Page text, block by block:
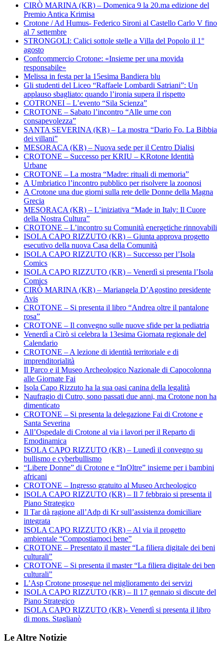
CIRÒ MARINA (KR) – Domenica 9 la 20.ma edizione del
Premio Antica Krimisa
Crotone / Ad Humus- Federico Sironi al Castello Carlo V fino
al 7 settembre
STRONGOLI: Calici sottole stelle a Villa del Popolo il 1°
agosto
Confcommercio Crotone: «Insieme per una movida
responsabile»
Melissa in festa per la 15esima Bandiera blu
Gli studenti del Liceo “Raffaele Lombardi Satriani”: Un
applauso sbagliato: quando l’ironia supera il rispetto
COTRONEI – L’evento “Sila Scienza”
CROTONE – Sabato l’incontro “Alle urne con
consapevolezza”
SANTA SEVERINA (KR) – La mostra “Dario Fo. La Bibbia
dei villani”
MESORACA (KR) – Nuova sede per il Centro Dialisi
CROTONE – Successo per KRIU – KRotone Identità
Urbane
CROTONE – La mostra “Madre: rituali di memoria”
A Umbriatico l’incontro pubblico per risolvere la zoonosi
A Crotone una due giorni sulla rete delle Donne della Magna
Grecia
MESORACA (KR) – L’iniziativa “Made in Italy: Il Cuore
della Nostra Cultura”
CROTONE – L’incontro su Comunità energetiche rinnovabili
ISOLA CAPO RIZZUTO (KR) – Giunta approva progetto
esecutivo della nuova Casa della Comunità
ISOLA CAPO RIZZUTO (KR) – Successo per l’Isola
Comics
ISOLA CAPO RIZZUTO (KR) – Venerdì si presenta l’Isola
Comics
CIRÒ MARINA (KR) – Mariangela D’Agostino presidente
Avis
CROTONE – Si presenta il libro “Andrea oltre il pantalone
rosa”
CROTONE – Il convegno sulle nuove sfide per la pediatria
Venerdì a Cirò si celebra la 13esima Giornata regionale del
Calendario
CROTONE – A lezione di identità territoriale e di
imprenditorialità
Il Parco e il Museo Archeologico Nazionale di Capocolonna
alle Giornate Fai
Isola Capo Rizzuto ha la sua oasi canina della legalità
Naufragio di Cutro, sono passati due anni, ma Crotone non ha
dimenticato
CROTONE – Si presenta la delegazione Fai di Crotone e
Santa Severina
All’Ospedale di Crotone al via i lavori per il Reparto di
Emodinamica
ISOLA CAPO RIZZUTO (KR) – Lunedì il convegno su
bullismo e cyberbullismo
“Libere Donne” di Crotone e “InOltre” insieme per i bambini
africani
CROTONE – Ingresso gratuito al Museo Archeologico
ISOLA CAPO RIZZUTO (KR) – Il 7 febbraio si presenta il
Piano Strategico
Il Tar dà ragione all’Adp di Kr sull’assistenza domiciliare
integrata
ISOLA CAPO RIZZUTO (KR) – Al via il progetto
ambientale “Compostiamoci bene”
CROTONE – Presentato il master “La filiera digitale dei beni
culturali”
CROTONE – Si presenta il master “La filiera digitale dei ben
culturali”
L’Asp Crotone prosegue nel miglioramento dei servizi
ISOLA CAPO RIZZUTO (KR) – Il 17 gennaio si discute del
Piano Strategico
ISOLA CAPO RIZZUTO (KR)- Venerdì si presenta il libro
di mons. Staglianò
Le Altre Notizie